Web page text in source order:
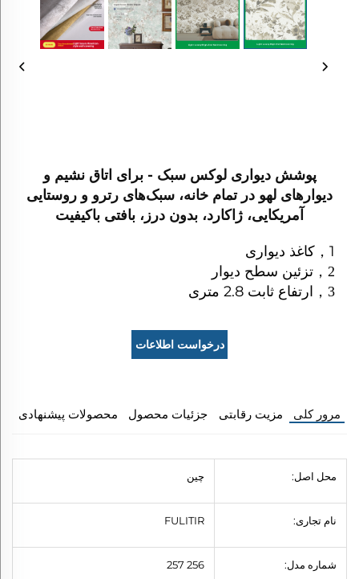
پوشش دیواری لوکس سبک - برای اتاق نشیم و
دیوارهای لهو در تمام خانه، سبک‌های رترو و روستایی
آمریکایی، ژاکارد، بدون درز، بافتی باکیفیت
1
， کاغذ دیواری
2
， تزئین سطح دیوار
3
， ارتفاع ثابت 2.8 متری
درخواست اطلاعات
مرور کلی مزیت رقابتی جزئیات محصول محصولات پیشنهادی
محل اصل: چین
نام تجاری: FULITIR
شماره مدل: 256 257